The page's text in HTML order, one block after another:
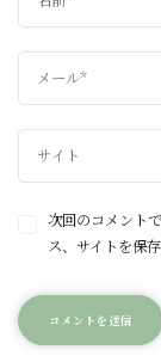
次回のコメント
ス、サイトを保存